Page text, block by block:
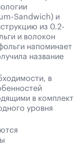
Sandwich) и
из 0.2-
и волокон
напоминает
название
в
в комплект
уровня